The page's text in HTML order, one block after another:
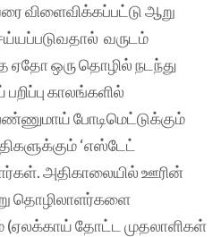
விளைவிக்கப்பட்டு ஆறு
வருடம்
ஏதோ ஒரு தொழில் நடந்து
காலங்களில்
போடிமெட்டுக்கும்
‘எஸ்டேட்
அதிகாலையில் ஊரின்
தொழிலாளர்களை
(ஏலக்காய் தோட்ட முதலாளிகள்